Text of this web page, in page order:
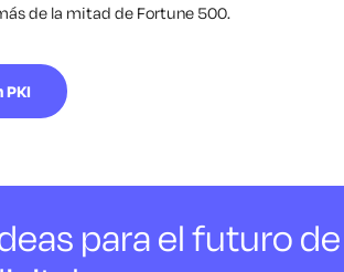
de la mitad de Fortune 500.
para el futuro